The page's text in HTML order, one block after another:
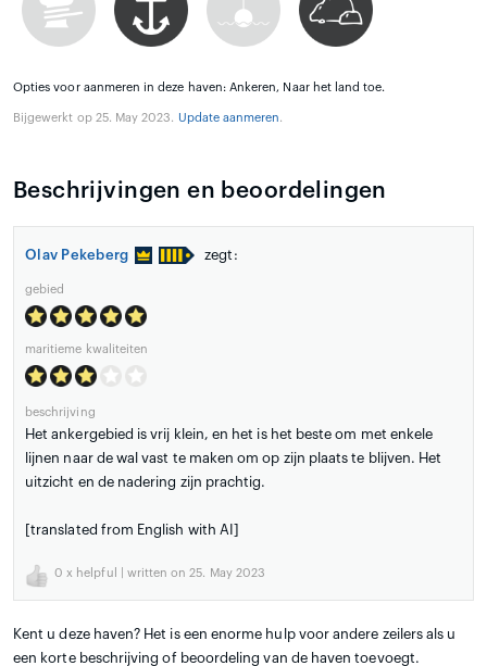
Opties voor aanmeren in deze haven: Ankeren, Naar het land toe.
Bijgewerkt op 25. May 2023. Update aanmeren.
Beschrijvingen en beoordelingen
Olav Pekeberg zegt:
gebied
maritieme kwaliteiten
beschrijving
Het ankergebied is vrij klein, en het is het beste om met enkele
lijnen naar de wal vast te maken om op zijn plaats te blijven. Het
uitzicht en de nadering zijn prachtig.
[translated from English with AI]
0 x helpful | written on 25. May 2023
Kent u deze haven? Het is een enorme hulp voor andere zeilers als u
een korte beschrijving of beoordeling van de haven toevoegt.